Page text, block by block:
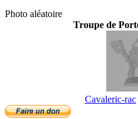
Photo aléatoire
Troupe de
Cavaleric-rac